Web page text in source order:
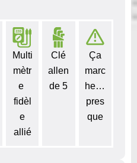
Multi
mètr
e
fidèl
e
allié
Clé
allen
de 5
Ça
marc
he…
pres
que